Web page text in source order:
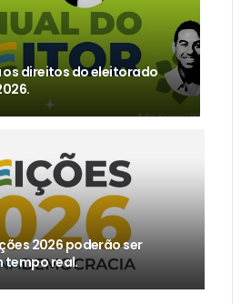
os direitos do eleitorado
2026 poderão ser
tempo real.